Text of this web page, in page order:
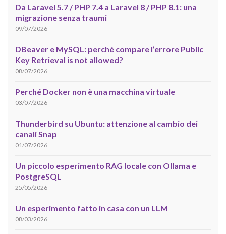
Da Laravel 5.7 / PHP 7.4 a Laravel 8 / PHP 8.1: una
migrazione senza traumi
09/07/2026
DBeaver e MySQL: perché compare l’errore Public
Key Retrieval is not allowed?
08/07/2026
Perché Docker non è una macchina virtuale
03/07/2026
Thunderbird su Ubuntu: attenzione al cambio dei
canali Snap
01/07/2026
Un piccolo esperimento RAG locale con Ollama e
PostgreSQL
25/05/2026
Un esperimento fatto in casa con un LLM
08/03/2026